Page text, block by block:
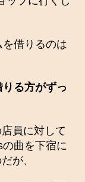
借りるのは
る方がずっ
員に対して
曲を下宿に
が、